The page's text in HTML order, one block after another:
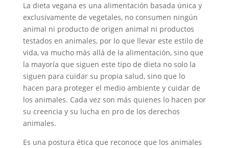
La dieta vegana es una alimentación basada única y
exclusivamente de vegetales, no consumen ningún
animal ni producto de origen animal ni productos
testados en animales, por lo que llevar este estilo de
vida, va mucho más allá de la alimentación, sino que
la mayoría que siguen este tipo de dieta no solo la
siguen para cuidar su propia salud, sino que lo
hacen para proteger el medio ambiente y cuidar de
los animales. Cada vez son más quienes lo hacen por
su creencia y su lucha en pro de los derechos
animales.
Es una postura ética que reconoce que los animales